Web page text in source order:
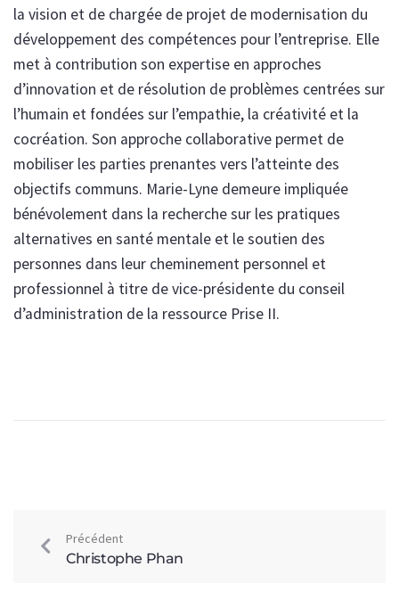
la vision et de chargée de projet de modernisation du
développement des compétences pour l’entreprise. Elle
met à contribution son expertise en approches
d’innovation et de résolution de problèmes centrées sur
l’humain et fondées sur l’empathie, la créativité et la
cocréation. Son approche collaborative permet de
mobiliser les parties prenantes vers l’atteinte des
objectifs communs. Marie-Lyne demeure impliquée
bénévolement dans la recherche sur les pratiques
alternatives en santé mentale et le soutien des
personnes dans leur cheminement personnel et
professionnel à titre de vice-présidente du conseil
d’administration de la ressource Prise II.
Précédent
Christophe Phan